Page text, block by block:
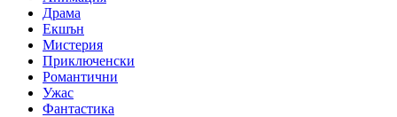
Драма
Екшън
Мистерия
Приключенски
Романтични
Ужас
Фантастика